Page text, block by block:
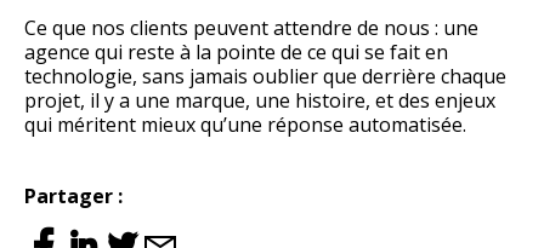
Ce que nos clients peuvent attendre de nous : une
agence qui reste à la pointe de ce qui se fait en
technologie, sans jamais oublier que derrière chaque
projet, il y a une marque, une histoire, et des enjeux
qui méritent mieux qu’une réponse automatisée.
Partager :